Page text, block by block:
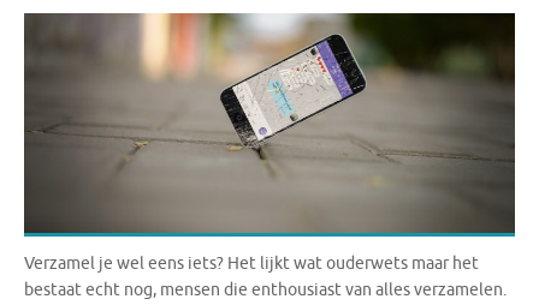
Verzamel je wel eens iets? Het lijkt wat ouderwets maar het
bestaat echt nog, mensen die enthousiast van alles verzamelen.